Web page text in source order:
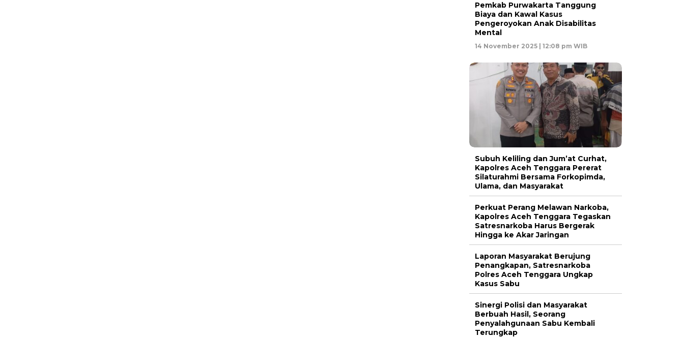
Pemkab Purwakarta Tanggung
Biaya dan Kawal Kasus
Pengeroyokan Anak Disabilitas
Mental
14 November 2025 | 12:08 pm WIB
Subuh Keliling dan Jum’at Curhat,
Kapolres Aceh Tenggara Pererat
Silaturahmi Bersama Forkopimda,
Ulama, dan Masyarakat
Perkuat Perang Melawan Narkoba,
Kapolres Aceh Tenggara Tegaskan
Satresnarkoba Harus Bergerak
Hingga ke Akar Jaringan
Laporan Masyarakat Berujung
Penangkapan, Satresnarkoba
Polres Aceh Tenggara Ungkap
Kasus Sabu
Sinergi Polisi dan Masyarakat
Berbuah Hasil, Seorang
Penyalahgunaan Sabu Kembali
Terungkap